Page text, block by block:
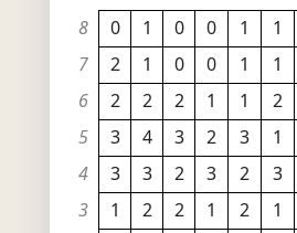
8 0 1 0 0 1 1
7
2 1 0 0 1 1
6
2 2 2 1 1 2
5
3 4 3 2 3 1
4
3 3 2 3 2 3
3
1 2 2 1 2 1